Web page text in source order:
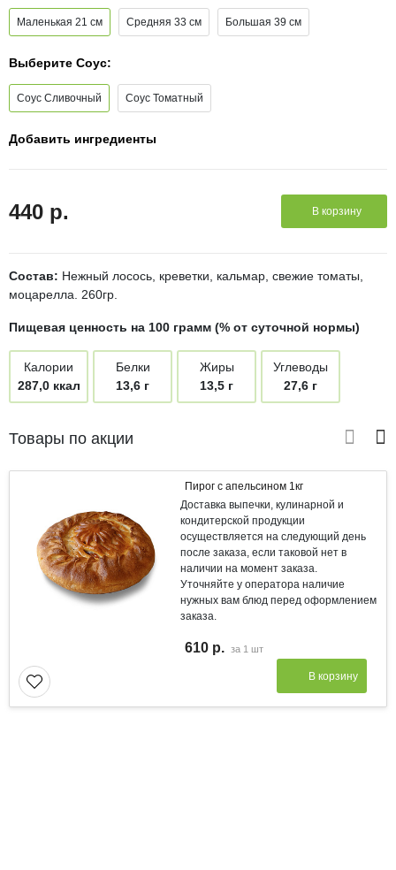
Маленькая 21 см Средняя 33 см Большая 39 см
Выберите Соус:
Соус Сливочный Соус Томатный
Добавить ингредиенты
440 р. В корзину
Состав: Нежный лосось, креветки, кальмар, свежие томаты,
моцарелла. 260гр.
Пищевая ценность на 100 грамм (% от суточной нормы)
Калории
287,0 ккал
Белки
13,6 г
Жиры
13,5 г
Углеводы
27,6 г
Товары по акции
Пирог с апельсином 1кг
Доставка выпечки, кулинарной и
кондитерской продукции
осуществляется на следующий день
после заказа, если таковой нет в
наличии на момент заказа.
Уточняйте у оператора наличие
нужных вам блюд перед оформлением
заказа.
610 р. за 1 шт
В корзину